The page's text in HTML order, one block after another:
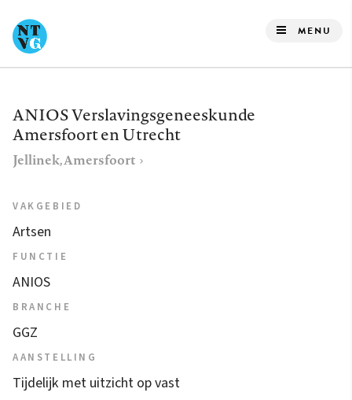
naar
de
gaan
MENU
ANIOS Verslavingsgeneeskunde
Amersfoort en Utrecht
Jellinek, Amersfoort
VAKGEBIED
Artsen
FUNCTIE
ANIOS
BRANCHE
GGZ
AANSTELLING
Tijdelijk met uitzicht op vast